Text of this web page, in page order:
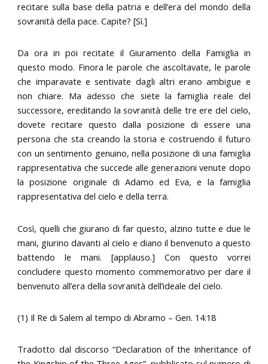
recitare sulla base della patria e dell’era del mondo della
sovranità della pace. Capite? [Sì.]
Da ora in poi recitate il Giuramento della Famiglia in
questo modo. Finora le parole che ascoltavate, le parole
che imparavate e sentivate dagli altri erano ambigue e
non chiare. Ma adesso che siete la famiglia reale del
successore, ereditando la sovranità delle tre ere del cielo,
dovete recitare questo dalla posizione di essere una
persona che sta creando la storia e costruendo il futuro
con un sentimento genuino, nella posizione di una famiglia
rappresentativa che succede alle generazioni venute dopo
la posizione originale di Adamo ed Eva, e la famiglia
rappresentativa del cielo e della terra.
Così, quelli che giurano di far questo, alzino tutte e due le
mani, giurino davanti al cielo e diano il benvenuto a questo
battendo le mani. [applauso.] Con questo vorrei
concludere questo momento commemorativo per dare il
benvenuto all’era della sovranità dell’ideale del cielo.
(1) Il Re di Salem al tempo di Abramo – Gen. 14:18
Tradotto dal discorso “Declaration of the Inheritance of